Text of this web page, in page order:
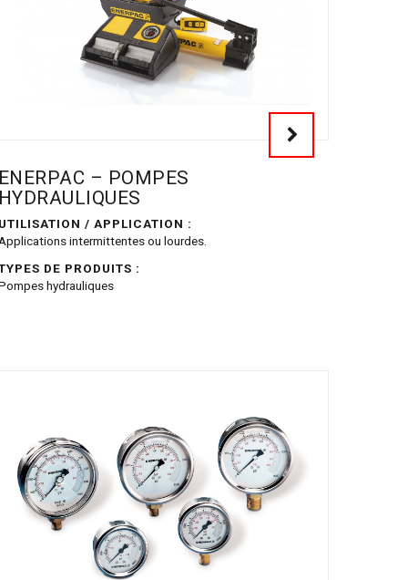
– POMPES
/ APPLICATION :
intermittentes ou lourdes.
DE PRODUITS :
hydrauliques